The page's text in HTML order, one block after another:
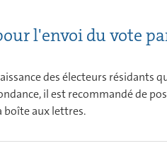
l'envoi du vote
des électeurs
il est recommandé de
boîte aux lettres.